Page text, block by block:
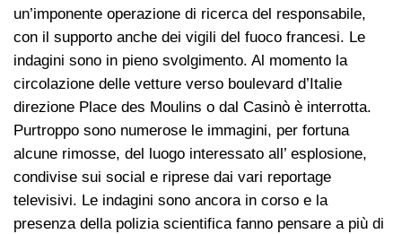
un’imponente operazione di ricerca del responsabile,
con il supporto anche dei vigili del fuoco francesi. Le
indagini sono in pieno svolgimento. Al momento la
circolazione delle vetture verso boulevard d’Italie
direzione Place des Moulins o dal Casinò è interrotta.
Purtroppo sono numerose le immagini, per fortuna
alcune rimosse, del luogo interessato all’ esplosione,
condivise sui social e riprese dai vari reportage
televisivi. Le indagini sono ancora in corso e la
presenza della polizia scientifica fanno pensare a più di